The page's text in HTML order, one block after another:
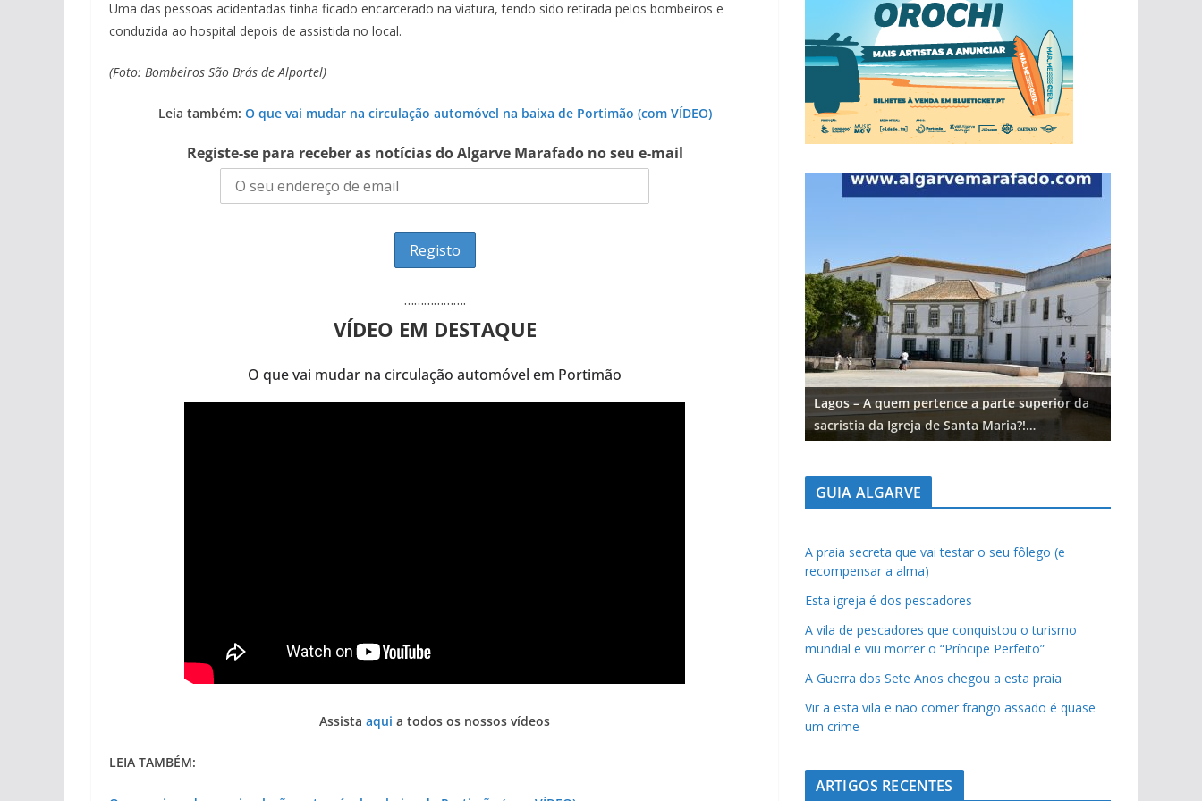
Uma das pessoas acidentadas tinha ficado encarcerado na viatura, tendo sido retirada pelos bombeiros e
conduzida ao hospital depois de assistida no local.
(Foto: Bombeiros São Brás de Alportel)
Leia também: O que vai mudar na circulação automóvel na baixa de Portimão (com VÍDEO)
Registe-se para receber as notícias do Algarve Marafado no seu e-mail
……………….
VÍDEO EM DESTAQUE
O que vai mudar na circulação automóvel em Portimão
Assista aqui a todos os nossos vídeos
LEIA TAMBÉM:
Lagos – A quem pertence a parte superior da
Lagos – A quem pertence a parte superior da
sacristia da Igreja de Santa Maria?!…
GUIA ALGARVE
A praia secreta que vai testar o seu fôlego (e
recompensar a alma)
Esta igreja é dos pescadores
A vila de pescadores que conquistou o turismo
mundial e viu morrer o “Príncipe Perfeito”
A Guerra dos Sete Anos chegou a esta praia
Vir a esta vila e não comer frango assado é quase
um crime
ARTIGOS RECENTES